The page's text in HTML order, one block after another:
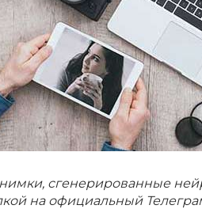
сгенерированные
на официальный